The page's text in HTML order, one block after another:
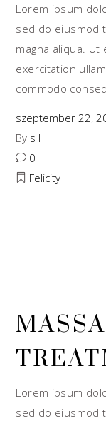
Lorem ipsum
sed do eiusmod
magna aliqua.
exercitation
commodo
szeptember 22,
By s l
0
Felicity
Lorem ipsum
sed do eiusmod